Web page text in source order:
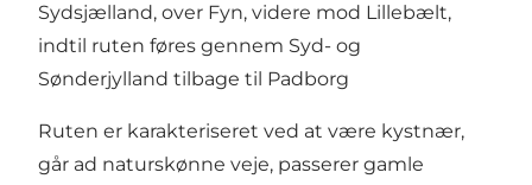
Sydsjælland, over Fyn, videre mod Lillebælt,
indtil ruten føres gennem Syd- og
Sønderjylland tilbage til Padborg
Ruten er karakteriseret ved at være kystnær,
går ad naturskønne veje, passerer gamle